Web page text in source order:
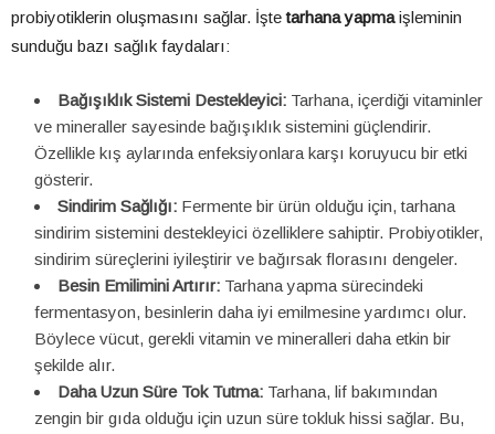
probiyotiklerin oluşmasını sağlar. İştetarhana yapmaişleminin
sunduğu bazı sağlık faydaları:
Bağışıklık Sistemi Destekleyici: Tarhana, içerdiği vitaminler
ve mineraller sayesinde bağışıklık sistemini güçlendirir.
Özellikle kış aylarında enfeksiyonlara karşı koruyucu bir etki
gösterir.
Sindirim Sağlığı: Fermente bir ürün olduğu için, tarhana
sindirim sistemini destekleyici özelliklere sahiptir. Probiyotikler,
sindirim süreçlerini iyileştirir ve bağırsak florasını dengeler.
Besin Emilimini Artırır: Tarhana yapma sürecindeki
fermentasyon, besinlerin daha iyi emilmesine yardımcı olur.
Böylece vücut, gerekli vitamin ve mineralleri daha etkin bir
şekilde alır.
Daha Uzun Süre Tok Tutma: Tarhana, lif bakımından
zengin bir gıda olduğu için uzun süre tokluk hissi sağlar. Bu,